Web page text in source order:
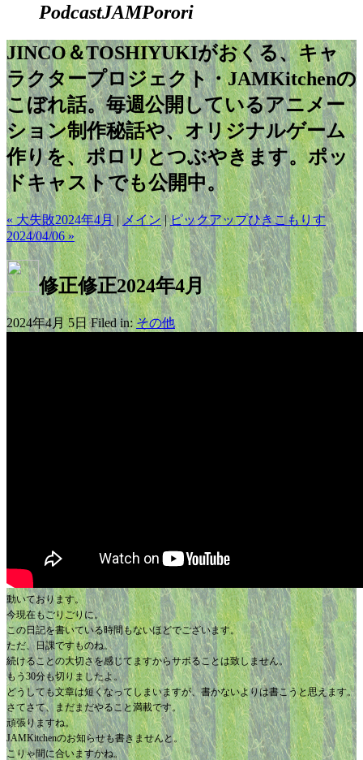
PodcastJAMPorori
JINCO＆TOSHIYUKIがおくる、キャ
ラクタープロジェクト・JAMKitchenの
こぼれ話。毎週公開しているアニメー
ション制作秘話や、オリジナルゲーム
作りを、ポロリとつぶやきます。ポッ
ドキャストでも公開中。
« 大失敗2024年4月|メイン|ピックアップひきこもりす
2024/04/06 »
修正修正2024年4月
2024年4月 5日 Filed in:その他
動いております。
今現在もごりごりに。
この日記を書いている時間もないほどでございます。
ただ、日課ですものね。
続けることの大切さを感じてますからサボることは致しません。
もう30分も切りましたよ。
どうしても文章は短くなってしまいますが、書かないよりは書こうと思えます。
さてさて、まだまだやること満載です。
頑張りますね。
JAMKitchenのお知らせも書きませんと。
こりゃ間に合いますかね。